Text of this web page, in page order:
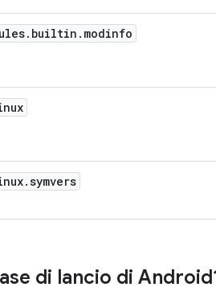
. builtin . modinfo
.symvers
di lancio di